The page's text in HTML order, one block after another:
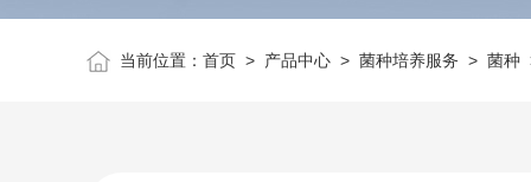
当前位置： 首页> 产品中心> 菌种培养服务 > 菌种